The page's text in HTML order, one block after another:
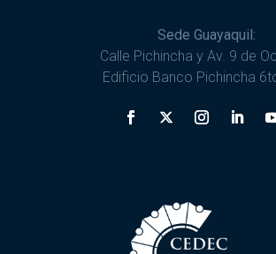
Sede Guayaquil:
Calle Pichincha y Av. 9 de
Edificio Banco Pichincha